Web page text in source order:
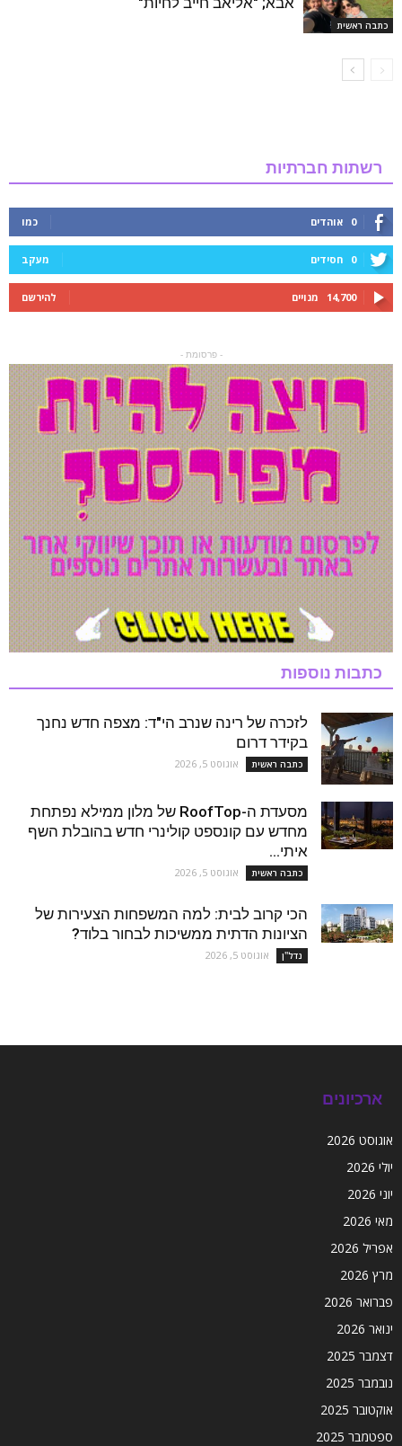
כתבה ראשית
רשתות חברתיות
0 אוהדים כמו
0 חסידים מעקב
14,700 מנויים להירשם
- פרסומת -
כתבות נוספות
לזכרה של רינה שנרב הי"ד: מצפה חדש נחנך
בקידר דרום
כתבה ראשית אוגוסט 5, 2026
מסעדת ה-RoofTop של מלון ממילא נפתחת
מחדש עם קונספט קולינרי חדש בהובלת השף
איתי...
כתבה ראשית אוגוסט 5, 2026
הכי קרוב לבית: למה המשפחות הצעירות של
הציונות הדתית ממשיכות לבחור בלוד?
נדל''ן אוגוסט 5, 2026
ארכיונים
אוגוסט 2026
יולי 2026
יוני 2026
מאי 2026
אפריל 2026
מרץ 2026
פברואר 2026
ינואר 2026
דצמבר 2025
נובמבר 2025
אוקטובר 2025
ספטמבר 2025